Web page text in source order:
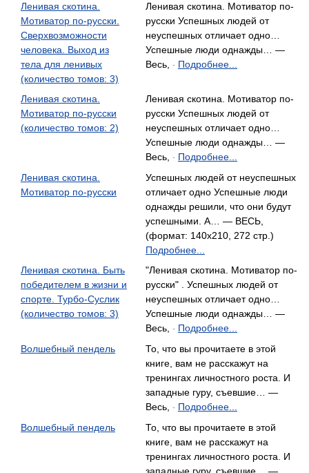
Ленивая скотина.
Мотиватор по-русски.
Сверхвозможности
человека. Выход из
тела для ленивых
(количество томов: 3)
Ленивая скотина. Мотиватор по-
русски Успешных людей от
неуспешных отличает одно…
Успешные люди однажды… —
Весь,
- Подробнее...
Ленивая скотина.
Мотиватор по-русски
(количество томов: 2)
Ленивая скотина. Мотиватор по-
русски Успешных людей от
неуспешных отличает одно…
Успешные люди однажды… —
Весь,
- Подробнее...
Ленивая скотина.
Мотиватор по-русски
Успешных людей от неуспешных
отличает одно Успешные люди
однажды решили, что они будут
успешными. А… — ВЕСЬ,
(формат: 140x210, 272 стр.)
Подробнее...
Ленивая скотина. Быть
победителем в жизни и
спорте. Турбо-Суслик
(количество томов: 3)
"Ленивая скотина. Мотиватор по-
русски" . Успешных людей от
неуспешных отличает одно…
Успешные люди однажды… —
Весь,
- Подробнее...
Волшебный пендель
То, что вы прочитаете в этой
книге, вам не расскажут на
тренингах личностного роста. И
западные гуру, съевшие… —
Весь,
- Подробнее...
Волшебный пендель
То, что вы прочитаете в этой
книге, вам не расскажут на
тренингах личностного роста. И